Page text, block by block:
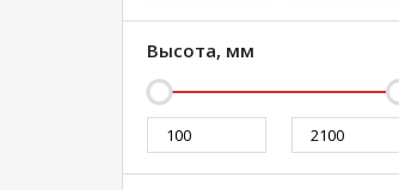
Высота, мм